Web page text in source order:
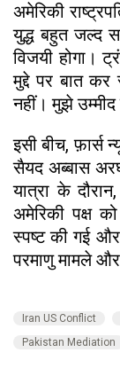
अमेरिकी
युद्ध बहुत जल्द
विजयी होगा।
मुद्दे पर बात
नहीं। मुझे
इसी बीच, फ़ार्स
सैयद अब्बास
यात्रा के
अमेरिकी पक्ष
स्पष्ट की गई
परमाणु मामले
Iran US Conflict
Pakistan Mediation